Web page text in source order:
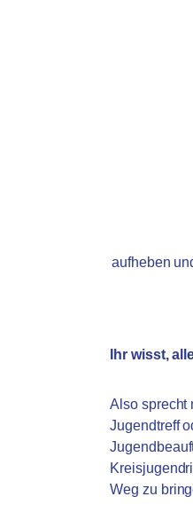
aufheben
Ihr wisst,
Also sprecht
Jugendtreff
Weg zu